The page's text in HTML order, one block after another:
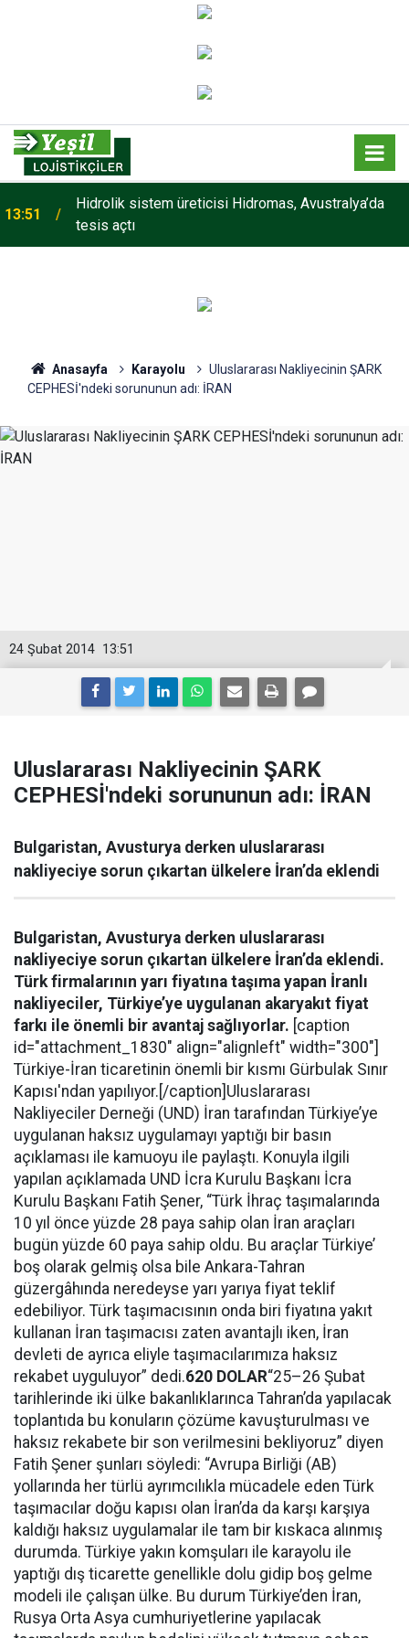
13:51
Hidrolik sistem üreticisi Hidromas, Avustralya’da
tesis açtı
Anasayfa Karayolu
Uluslararası Nakliyecinin ŞARK
CEPHESİ'ndeki sorununun adı: İRAN
13:51
24 Şubat 2014
Uluslararası Nakliyecinin ŞARK
CEPHESİ'ndeki sorununun adı: İRAN
Bulgaristan, Avusturya derken uluslararası
nakliyeciye sorun çıkartan ülkelere İran’da eklendi
Bulgaristan, Avusturya derken uluslararası
nakliyeciye sorun çıkartan ülkelere İran’da eklendi.
Türk firmalarının yarı fiyatına taşıma yapan İranlı
nakliyeciler, Türkiye’ye uygulanan akaryakıt fiyat
farkı ile önemli bir avantaj sağlıyorlar. [caption
id="attachment_1830" align="alignleft" width="300"]
Türkiye-İran ticaretinin önemli bir kısmı Gürbulak Sınır
Kapısı'ndan yapılıyor.[/caption]Uluslararası
Nakliyeciler Derneği (UND) İran tarafından Türkiye’ye
uygulanan haksız uygulamayı yaptığı bir basın
açıklaması ile kamuoyu ile paylaştı. Konuyla ilgili
yapılan açıklamada UND İcra Kurulu Başkanı İcra
Kurulu Başkanı Fatih Şener, “Türk İhraç taşımalarında
10 yıl önce yüzde 28 paya sahip olan İran araçları
bugün yüzde 60 paya sahip oldu. Bu araçlar Türkiye’
boş olarak gelmiş olsa bile Ankara-Tahran
güzergâhında neredeyse yarı yarıya fiyat teklif
edebiliyor. Türk taşımacısının onda biri fiyatına yakıt
kullanan İran taşımacısı zaten avantajlı iken, İran
devleti de ayrıca eliyle taşımacılarımıza haksız
rekabet uyguluyor” dedi.620 DOLAR“25–26 Şubat
tarihlerinde iki ülke bakanlıklarınca Tahran’da yapılacak
toplantıda bu konuların çözüme kavuşturulması ve
haksız rekabete bir son verilmesini bekliyoruz” diyen
Fatih Şener şunları söyledi: “Avrupa Birliği (AB)
yollarında her türlü ayrımcılıkla mücadele eden Türk
taşımacılar doğu kapısı olan İran’da da karşı karşıya
kaldığı haksız uygulamalar ile tam bir kıskaca alınmış
durumda. Türkiye yakın komşuları ile karayolu ile
yaptığı dış ticarette genellikle dolu gidip boş gelme
modeli ile çalışan ülke. Bu durum Türkiye’den İran,
Rusya Orta Asya cumhuriyetlerine yapılacak